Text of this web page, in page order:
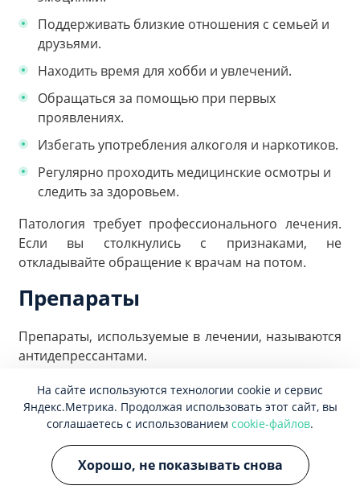
Поддерживать близкие отношения с семьей и
друзьями.
Находить время для хобби и увлечений.
Обращаться за помощью при первых
проявлениях.
Избегать употребления алкоголя и наркотиков.
Регулярно проходить медицинские осмотры и
следить за здоровьем.
Патология требует профессионального лечения.
Если вы столкнулись с признаками, не
откладывайте обращение к врачам на потом.
Препараты
Препараты, используемые в лечении, называются
антидепрессантами.
Селективные ингибиторы обратного захвата
серотонина (SSRI): примеры включают
флуоксетин (Прозак), сертралин (Золофт),
эсциталопрам (Лексапро), пароксетин (Паксил),
флувоксамин (Лувокс) и циталопрам (Целекса).
Они увеличивают уровень серотонина в мозгу
На сайте используются технологии cookie и сервис
Яндекс.Метрика. Продолжая использовать этот сайт, вы
соглашаетесь с использованием cookie-файлов.
Хорошо, не показывать снова